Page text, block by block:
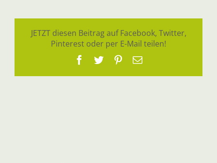
JETZT diesen Beitrag auf Facebook, Twitter,
Pinterest oder per E-Mail teilen!
Facebook
TwitterPinterest
E-